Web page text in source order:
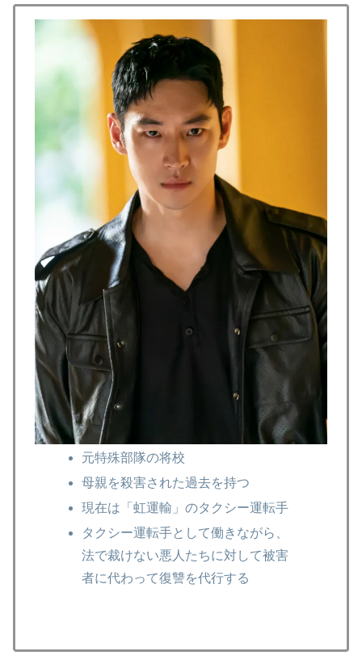
元特殊部隊の将校
母親を殺害された過去を持つ
現在は「虹運輸」のタクシー運転手
タクシー運転手として働きながら、
法で裁けない悪人たちに対して被害
者に代わって復讐を代行する